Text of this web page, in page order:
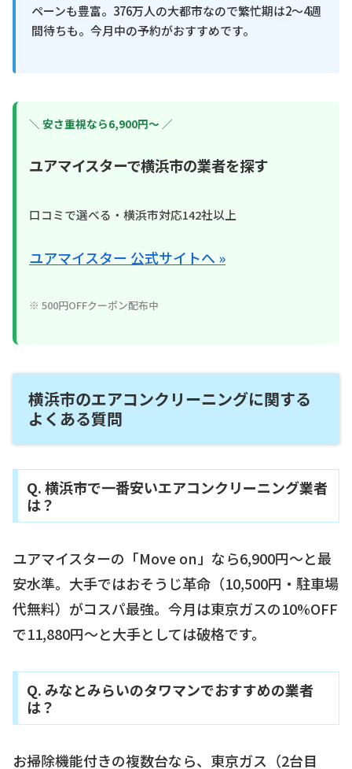
ペーンも豊富。376万人の大都市なので繁忙期は2〜4週
間待ちも。今月中の予約がおすすめです。
＼ 安さ重視なら6,900円〜 ／
ユアマイスターで横浜市の業者を探す
口コミで選べる・横浜市対応142社以上
ユアマイスター 公式サイトへ »
※ 500円OFFクーポン配布中
横浜市のエアコンクリーニングに関する
よくある質問
Q. 横浜市で一番安いエアコンクリーニング業者
は？
ユアマイスターの「Move on」なら6,900円〜と最
安水準。大手ではおそうじ革命（10,500円・駐車場
代無料）がコスパ最強。今月は東京ガスの10%OFF
で11,880円〜と大手としては破格です。
Q. みなとみらいのタワマンでおすすめの業者
は？
お掃除機能付きの複数台なら、東京ガス（2台目